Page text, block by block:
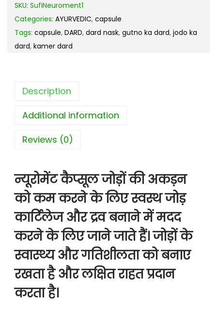
SKU: SufiNeuroment1
Categories: AYURVEDIC, capsule
Tags: capsule, DARD, dard nask, gutno ka dard, jodo ka
dard, kamer dard
Description
Additional information
Reviews (0)
न्यूरोमेंट कैप्सूल जोड़ों की अकड़न
को कम करने के लिए स्वस्थ जोड़
कार्टिलेज और द्रव बनाने में मदद
करने के लिए जाने जाते हैं। जोड़ों के
स्वास्थ्य और गतिशीलता को बनाए
रखता है और लक्षित राहत प्रदान
करता है।